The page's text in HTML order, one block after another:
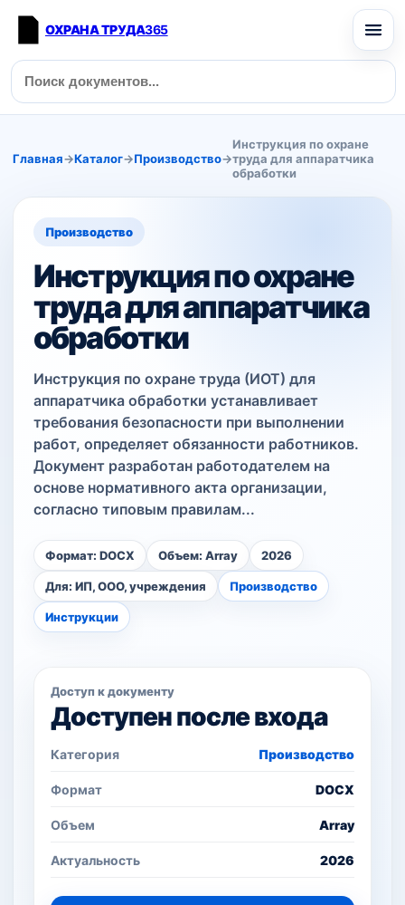
ОХРАНА ТРУДА365
Главная→Каталог→Производство→
Инструкция по охране
труда для аппаратчика
обработки
Производство
Инструкция по охране
труда для аппаратчика
обработки
Инструкция по охране труда (ИОТ) для
аппаратчика обработки устанавливает
требования безопасности при выполнении
работ, определяет обязанности работников.
Документ разработан работодателем на
основе нормативного акта организации,
согласно типовым правилам...
Формат: DOCX Объем: Array 2026
Для: ИП, ООО, учреждения Производство
Инструкции
Доступ к документу
Доступен после входа
Категория Производство
Формат DOCX
Объем Array
Актуальность 2026